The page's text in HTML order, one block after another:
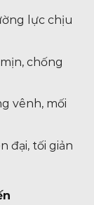
lực chịu
chống
vênh, mối
đại, tối giản